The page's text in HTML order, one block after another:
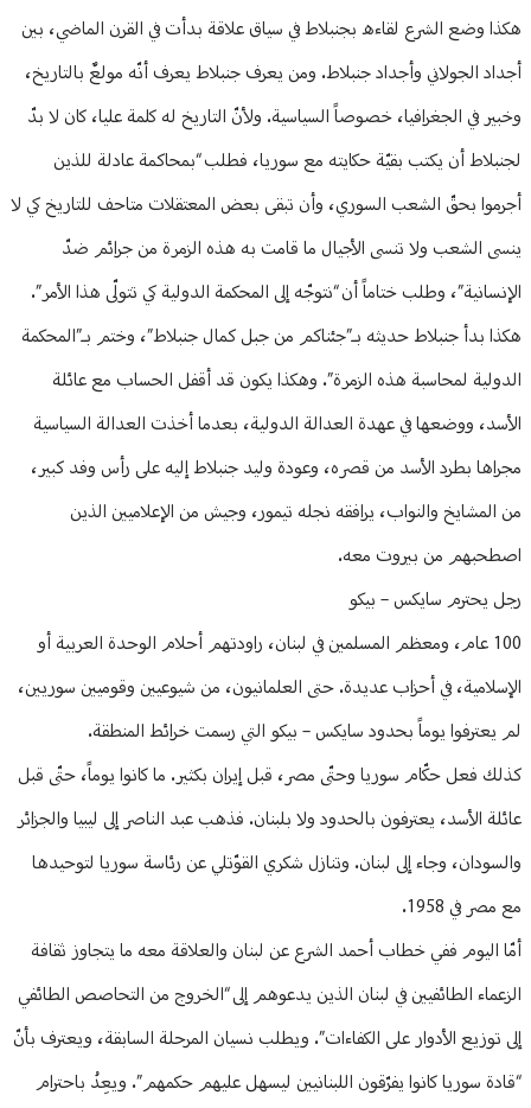
هكذا وضع الشرع لقاءه بجنبلاط في سياق علاقة بدأت في القرن الماضي، بين
أجداد الجولاني وأجداد جنبلاط. ومن يعرف جنبلاط يعرف أنّه مولعٌ بالتاريخ،
وخبير في الجغرافيا، خصوصاً السياسية. ولأنّ التاريخ له كلمة عليا، كان لا بدّ
لجنبلاط أن يكتب بقيّة حكايته مع سوريا، فطلب “بمحاكمة عادلة للذين
أجرموا بحقّ الشعب السوري، وأن تبقى بعض المعتقلات متاحف للتاريخ كي لا
ينسى الشعب ولا تنسى الأجيال ما قامت به هذه الزمرة من جرائم ضدّ
الإنسانية”، وطلب ختاماً أن “نتوجّه إلى المحكمة الدولية كي تتولّى هذا الأمر”.
هكذا بدأ جنبلاط حديثه بـ”جئناكم من جبل كمال جنبلاط”، وختم بـ”المحكمة
الدولية لمحاسبة هذه الزمرة”. وهكذا يكون قد أقفل الحساب مع عائلة
الأسد، ووضعها في عهدة العدالة الدولية، بعدما أخذت العدالة السياسية
مجراها بطرد الأسد من قصره، وعودة وليد جنبلاط إليه على رأس وفد كبير،
من المشايخ والنواب، يرافقه نجله تيمور، وجيش من الإعلاميين الذين
اصطحبهم من بيروت معه.
رجل يحترم سايكس – بيكو
100 عام، ومعظم المسلمين في لبنان، راودتهم أحلام الوحدة العربية أو
الإسلامية، في أحزاب عديدة. حتى العلمانيون، من شيوعيين وقوميين سوريين،
لم يعترفوا يوماً بحدود سايكس – بيكو التي رسمت خرائط المنطقة.
كذلك فعل حكّام سوريا وحتّى مصر، قبل إيران بكثير. ما كانوا يوماً، حتّى قبل
عائلة الأسد، يعترفون بالحدود ولا بلبنان. فذهب عبد الناصر إلى ليبيا والجزائر
والسودان، وجاء إلى لبنان. وتنازل شكري القوّتلي عن رئاسة سوريا لتوحيدها
مع مصر في 1958.
أمّا اليوم ففي خطاب أحمد الشرع عن لبنان والعلاقة معه ما يتجاوز ثقافة
الزعماء الطائفيين في لبنان الذين يدعوهم إلى “الخروج من التحاصص الطائفي
إلى توزيع الأدوار على الكفاءات”. ويطلب نسيان المرحلة السابقة، ويعترف بأنّ
“قادة سوريا كانوا يفرّقون اللبنانيين ليسهل عليهم حكمهم”. ويعِدُ باحترام